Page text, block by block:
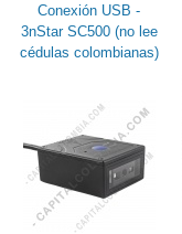
Conexión USB -
3nStar SC500 (no lee
cédulas colombianas)